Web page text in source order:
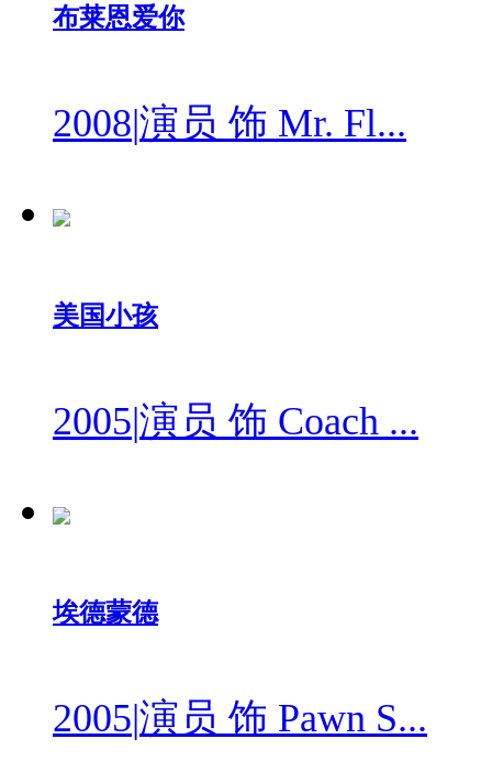
布莱恩爱你
2008|演员 饰 Mr. Fl...
美国小孩
2005|演员 饰 Coach ...
埃德蒙德
2005|演员 饰 Pawn S...